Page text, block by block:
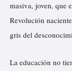
masiva, joven, que
Revolución
gris del
La educación no